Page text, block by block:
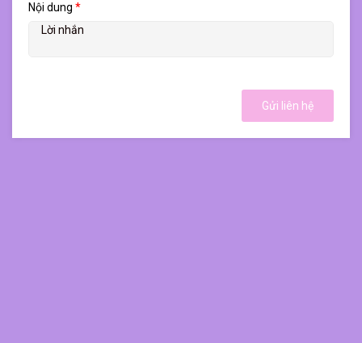
Nội dung *
Gửi liên hệ